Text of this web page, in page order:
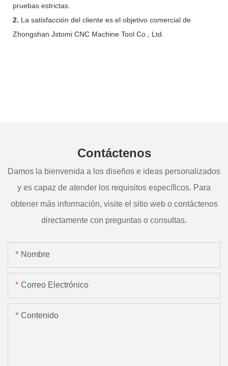
pruebas estrictas.
2. La satisfacción del cliente es el objetivo comercial de
Zhongshan Jstomi CNC Machine Tool Co., Ltd.
Contáctenos
Damos la bienvenida a los diseños e ideas personalizados
y es capaz de atender los requisitos específicos. Para
obtener más información, visite el sitio web o contáctenos
directamente con preguntas o consultas.
Nombre
Correo Electrónico
Contenido